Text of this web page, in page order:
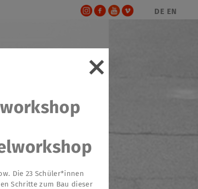
DE EN
Die 23 Schüler*innen
Schritte zum Bau dieser